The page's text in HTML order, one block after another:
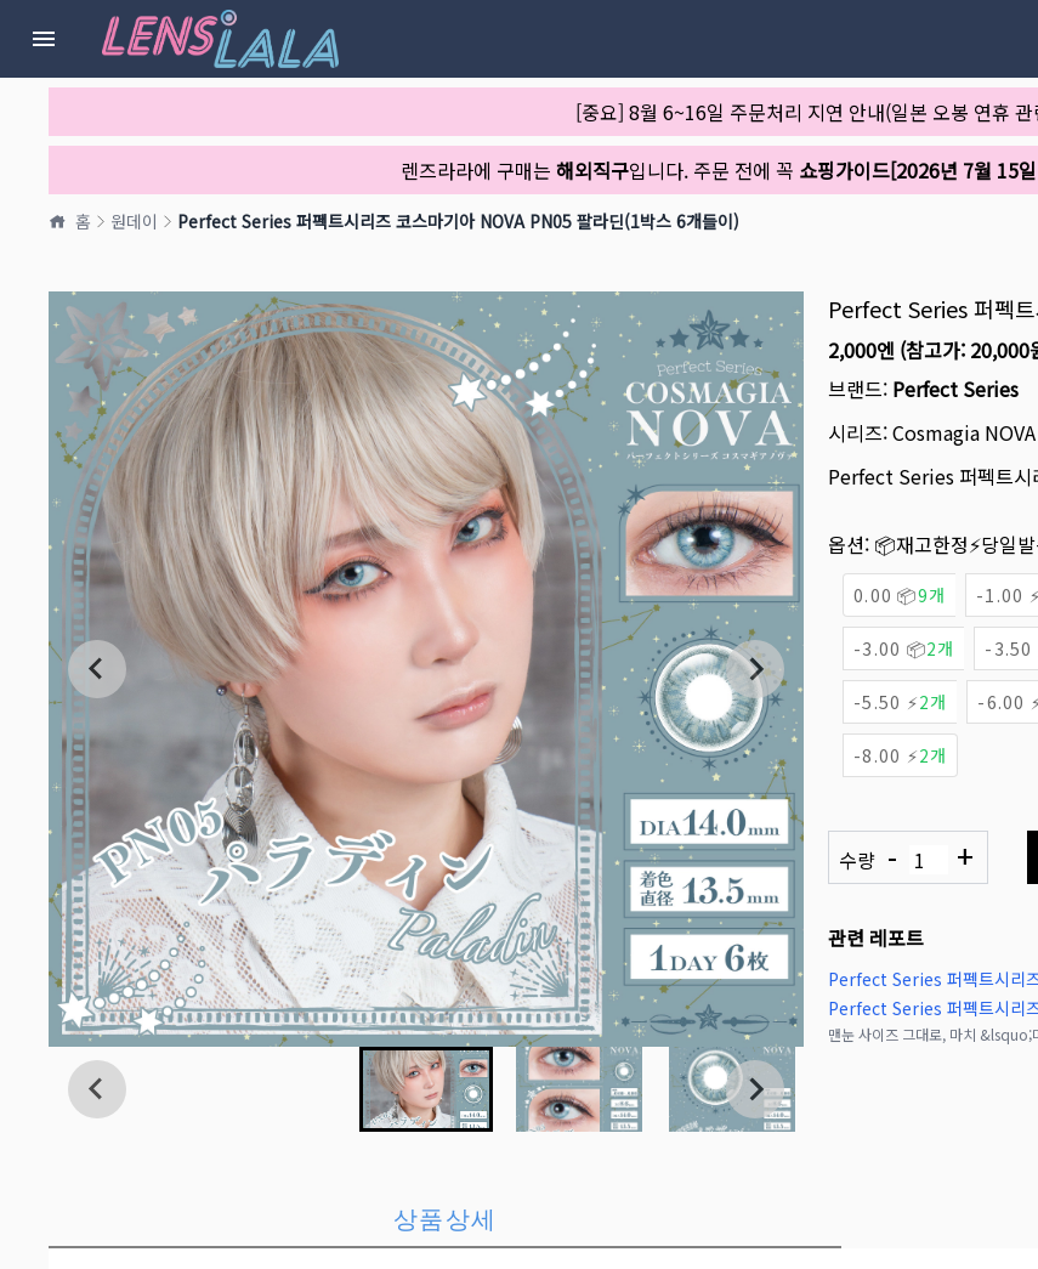
[중요] 8월 6~16일 주문처리 지연 안내(일본 오봉 연휴 관
렌즈라라에 구매는 해외직구입니다. 주문 전에 꼭 쇼핑가이드[2026년 7월 15
홈 원데이 Perfect Series 퍼펙트시리즈 코스마기아 NOVA PN05 팔라딘(1박스 6개들이)
Perfect Series 퍼펙
2,000엔 (참고가: 20,000
브랜드: Perfect Series
시리즈:Cosmagia NOVA
Perfect Series 퍼펙트시
옵션: 📦재고한정⚡당일
0.00 📦9개 -1.00 ⚡
-3.00 📦2개 -3.50
-5.50 ⚡2개 -6.00
-8.00 ⚡2개
수량 - +
관련 레포트
Perfect Series 퍼펙트시리
Perfect Series 퍼펙트시리
상품상세